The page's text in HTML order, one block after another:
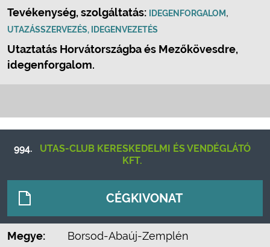
Tevékenység, szolgáltatás:
IDEGENFORGALOM,
UTAZÁSSZERVEZÉS, IDEGENVEZETÉS
Utaztatás Horvátországba és Mezőkövesdre,
idegenforgalom.
994.
UTAS-CLUB KERESKEDELMI ÉS VENDÉGLÁTÓ
KFT.
CÉGKIVONAT
Megye:
Borsod-Abaúj-Zemplén